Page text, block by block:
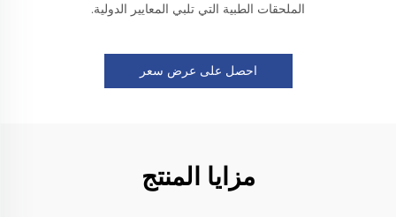
الملحقات الطبية التي تلبي المعايير الدولية.
احصل على عرض سعر
مزايا المنتج